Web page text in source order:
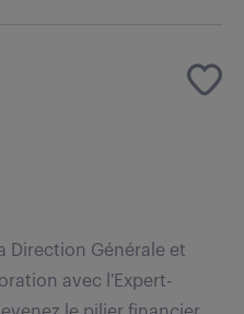
Direction Générale et
avec l'Expert-